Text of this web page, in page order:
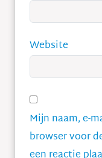
Website
Mijn naam, e-
browser voor